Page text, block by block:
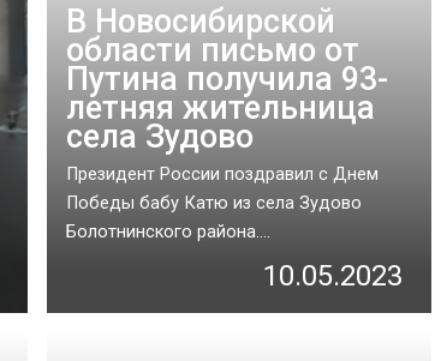
В Новосибирской
области письмо от
Путина получила 93-
летняя жительница
села Зудово
Президент России поздравил с Днем
Победы бабу Катю из села Зудово
Болотнинского района....
10.05.2023